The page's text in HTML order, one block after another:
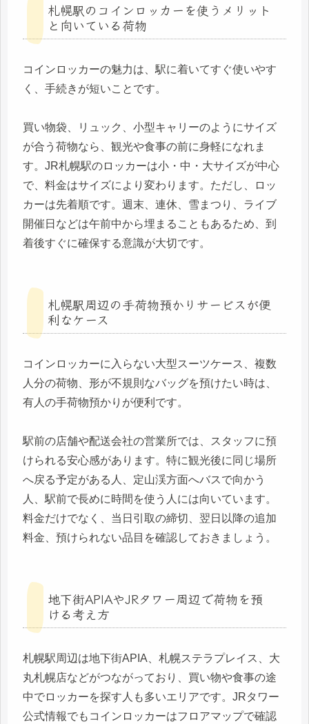
札幌駅のコインロッカーを使うメリット
と向いている荷物
コインロッカーの魅力は、駅に着いてすぐ使いやす
く、手続きが短いことです。
買い物袋、リュック、小型キャリーのようにサイズ
が合う荷物なら、観光や食事の前に身軽になれま
す。JR札幌駅のロッカーは小・中・大サイズが中心
で、料金はサイズにより変わります。ただし、ロッ
カーは先着順です。週末、連休、雪まつり、ライブ
開催日などは午前中から埋まることもあるため、到
着後すぐに確保する意識が大切です。
札幌駅周辺の手荷物預かりサービスが便
利なケース
コインロッカーに入らない大型スーツケース、複数
人分の荷物、形が不規則なバッグを預けたい時は、
有人の手荷物預かりが便利です。
駅前の店舗や配送会社の営業所では、スタッフに預
けられる安心感があります。特に観光後に同じ場所
へ戻る予定がある人、定山渓方面へバスで向かう
人、駅前で長めに時間を使う人には向いています。
料金だけでなく、当日引取の締切、翌日以降の追加
料金、預けられない品目を確認しておきましょう。
地下街APIAやJRタワー周辺で荷物を預
ける考え方
札幌駅周辺は地下街APIA、札幌ステラプレイス、大
丸札幌店などがつながっており、買い物や食事の途
中でロッカーを探す人も多いエリアです。JRタワー
公式情報でもコインロッカーはフロアマップで確認